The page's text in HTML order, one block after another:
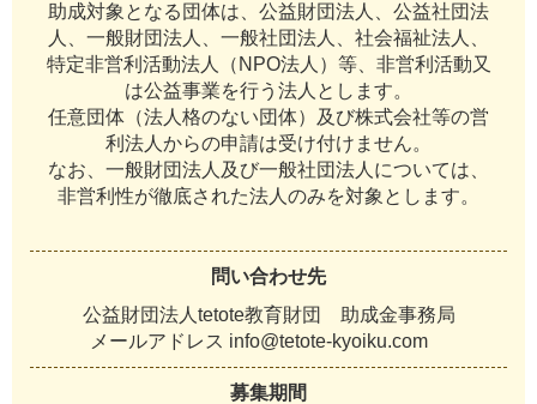
助成対象となる団体は、公益財団法人、公益社団法
人、一般財団法人、一般社団法人、社会福祉法人、
特定非営利活動法人（NPO法人）等、非営利活動又
は公益事業を行う法人とします。
任意団体（法人格のない団体）及び株式会社等の営
利法人からの申請は受け付けません。
なお、一般財団法人及び一般社団法人については、
非営利性が徹底された法人のみを対象とします。
問い合わせ先
公益財団法人tetote教育財団 助成金事務局
メールアドレス info@tetote-kyoiku.com
募集期間